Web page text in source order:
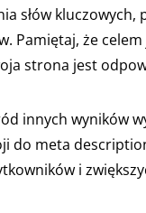
słów
Pamiętaj, że
strona jest
innych wyników
do meta
i